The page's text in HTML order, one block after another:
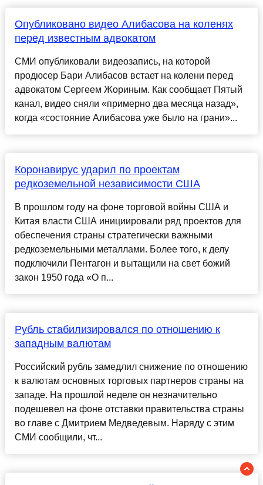
Опубликовано видео Алибасова на коленях
перед известным адвокатом
СМИ опубликовали видеозапись, на которой
продюсер Бари Алибасов встает на колени перед
адвокатом Сергеем Жориным. Как сообщает Пятый
канал, видео сняли «примерно два месяца назад»,
когда «состояние Алибасова уже было на грани»...
Коронавирус ударил по проектам
редкоземельной независимости США
В прошлом году на фоне торговой войны США и
Китая власти США инициировали ряд проектов для
обеспечения страны стратегически важными
редкоземельными металлами. Более того, к делу
подключили Пентагон и вытащили на свет божий
закон 1950 года «О п...
Рубль стабилизировался по отношению к
западным валютам
Российский рубль замедлил снижение по отношению
к валютам основных торговых партнеров страны на
западе. На прошлой неделе он незначительно
подешевел на фоне отставки правительства страны
во главе с Дмитрием Медведевым. Наряду с этим
СМИ сообщили, чт...